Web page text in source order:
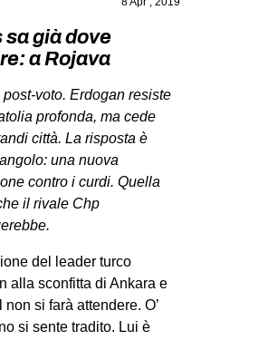
ZAM
MOBILITAZIONI
SPAZI
SPORT POPOLARE
MOVIMENTI
ANTIFASCISMO
DIRITTO ALL’ABITARE
sa già dove
a Rojava
post-voto. Erdogan resiste
profonda, ma cede
città. La risposta è
una nuova
contro i curdi. Quella
il rivale Chp
del leader turco
alla sconfitta di Ankara e
non si farà attendere. O’
si sente tradito. Lui è